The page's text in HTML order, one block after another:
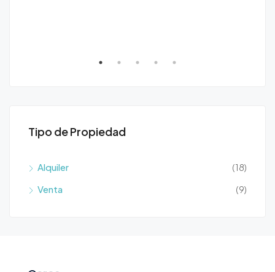
Tipo de Propiedad
Alquiler
(18)
Venta
(9)